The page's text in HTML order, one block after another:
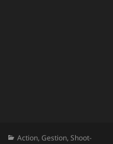
Catégories
Action,Gestion,Shoot-